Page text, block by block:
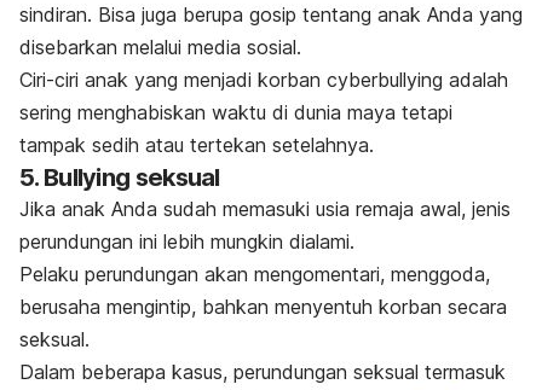
sindiran. Bisa juga berupa gosip tentang anak Anda yang
disebarkan melalui media sosial.
Ciri-ciri anak yang menjadi korban cyberbullying adalah
sering menghabiskan waktu di dunia maya tetapi
tampak sedih atau tertekan setelahnya.
5. Bullying seksual
Jika anak Anda sudah memasuki usia remaja awal, jenis
perundungan ini lebih mungkin dialami.
Pelaku perundungan akan mengomentari, menggoda,
berusaha mengintip, bahkan menyentuh korban secara
seksual.
Dalam beberapa kasus, perundungan seksual termasuk